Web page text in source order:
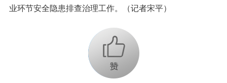
业环节安全隐患排查治理工作。（记者宋平）
+1